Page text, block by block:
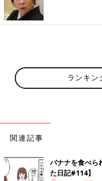
ランキン
関連記事
バナナを食べら
た日記#114】